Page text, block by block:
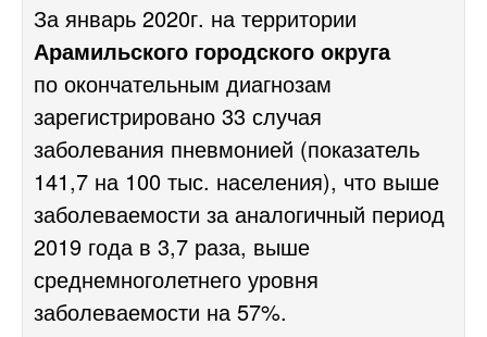
За январь 2020г. на территории
Арамильского городского округа
по окончательным диагнозам
зарегистрировано 33 случая
заболевания пневмонией (показатель
141,7 на 100 тыс. населения), что выше
заболеваемости за аналогичный период
2019 года в 3,7 раза, выше
среднемноголетнего уровня
заболеваемости на 57%.